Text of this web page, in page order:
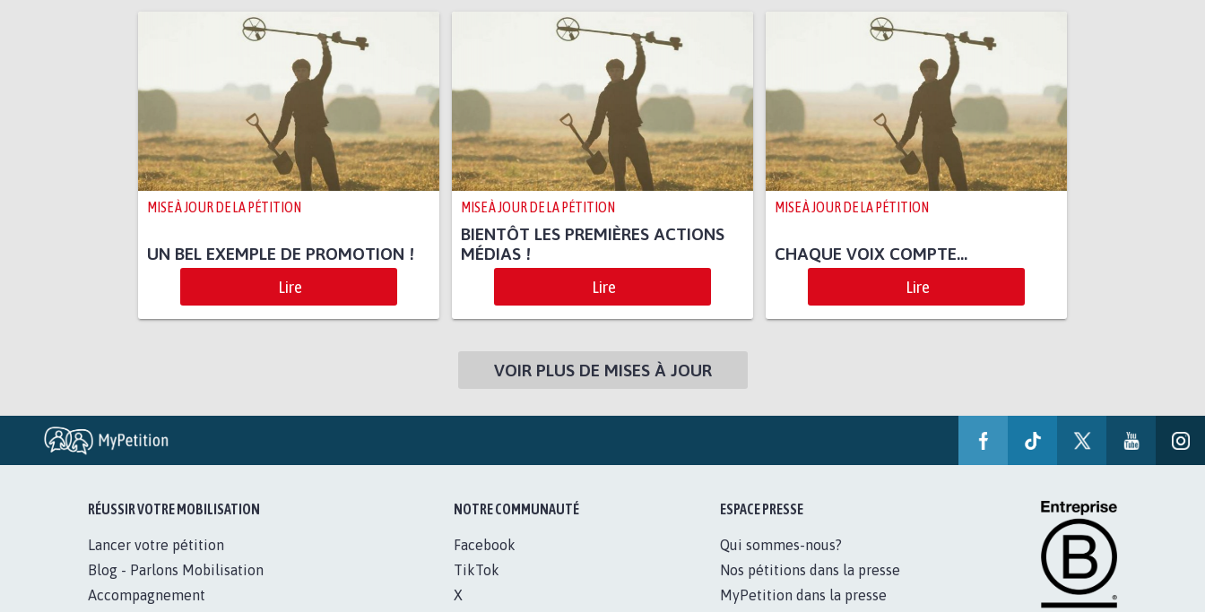
MISE À JOUR DE LA PÉTITION
UN BEL EXEMPLE DE PROMOTION !
Lire
MISE À JOUR DE LA PÉTITION
BIENTÔT LES PREMIÈRES ACTIONS
MÉDIAS !
Lire
MISE À JOUR DE LA PÉTITION
CHAQUE VOIX COMPTE...
Lire
VOIR PLUS DE MISES À JOUR
RÉUSSIR VOTRE MOBILISATION
Lancer votre pétition
Blog - Parlons Mobilisation
Accompagnement
NOTRE COMMUNAUTÉ
Facebook
TikTok
X
ESPACE PRESSE
Qui sommes-nous?
Nos pétitions dans la presse
MyPetition dans la presse